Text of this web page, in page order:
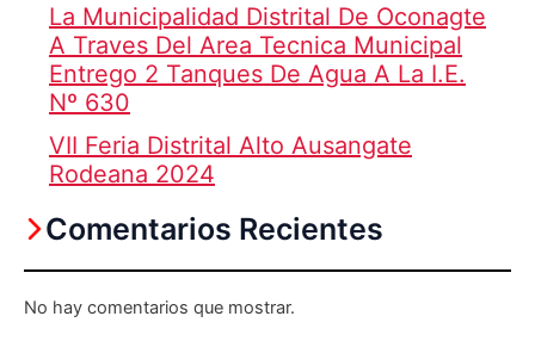
La Municipalidad Distrital De Oconagte
A Traves Del Area Tecnica Municipal
Entrego 2 Tanques De Agua A La I.E.
Nº 630
VII Feria Distrital Alto Ausangate
Rodeana 2024
Comentarios Recientes
No hay comentarios que mostrar.